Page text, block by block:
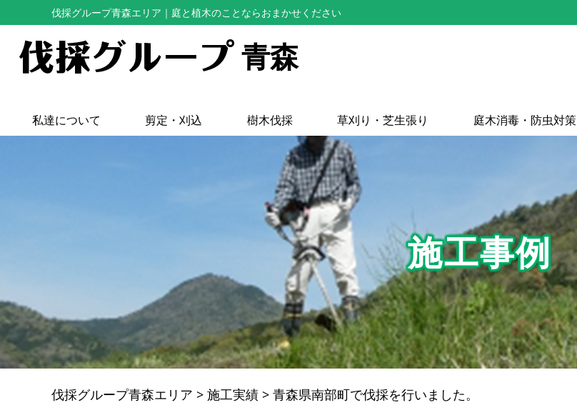
伐採グループ青森エリア ｜庭と植木のことならおまかせください
青森
私達について 剪定・刈込 樹木伐採 草刈り・芝生張り 庭木消毒・防虫対策
施工事例
伐採グループ青森エリア > 施工実績 > 青森県南部町で伐採を行いました。